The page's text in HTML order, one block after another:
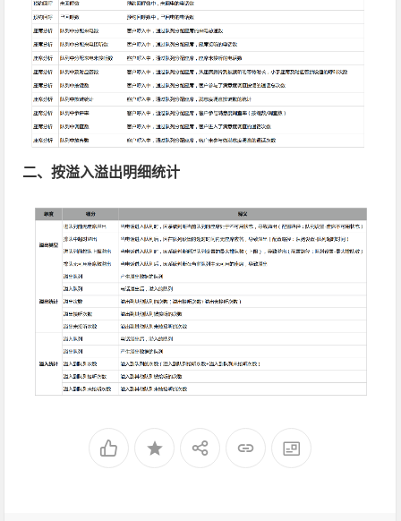
二、按溢入溢出明细统计